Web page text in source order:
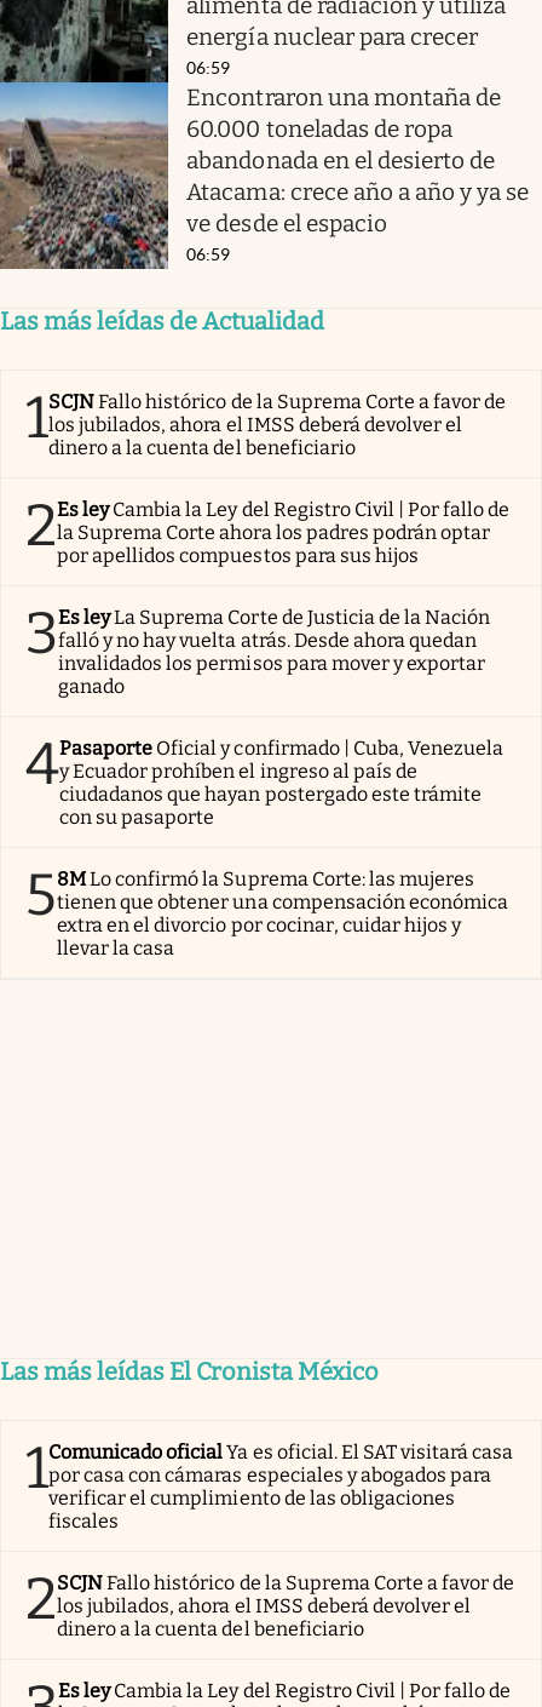
energía nuclear para crecer
06:59
Encontraron una montaña de
60.000 toneladas de ropa
abandonada en el desierto de
Atacama: crece año a año y ya se
ve desde el espacio
06:59
Las más leídas de Actualidad
1SCJNFallo histórico de la Suprema Corte a favor de
los jubilados, ahora el IMSS deberá devolver el
dinero a la cuenta del beneficiario
2Es ley Cambia la Ley del Registro Civil | Por fallo de
la Suprema Corte ahora los padres podrán optar
por apellidos compuestos para sus hijos
3Es leyLa Suprema Corte de Justicia de la Nación
falló y no hay vuelta atrás. Desde ahora quedan
invalidados los permisos para mover y exportar
ganado
4Pasaporte Oficial y confirmado | Cuba, Venezuela
y Ecuador prohíben el ingreso al país de
ciudadanos que hayan postergado este trámite
con su pasaporte
58MLo confirmó la Suprema Corte: las mujeres
tienen que obtener una compensación económica
extra en el divorcio por cocinar, cuidar hijos y
llevar la casa
Las más leídas El Cronista México
1Comunicado oficialYa es oficial. El SAT visitará casa
por casa con cámaras especiales y abogados para
verificar el cumplimiento de las obligaciones
fiscales
2SCJNFallo histórico de la Suprema Corte a favor de
los jubilados, ahora el IMSS deberá devolver el
dinero a la cuenta del beneficiario
Es ley Cambia la Ley del Registro Civil | Por fallo de